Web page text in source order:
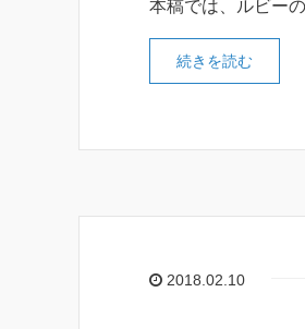
本稿では、ルビー
続きを読む
2018.02.10